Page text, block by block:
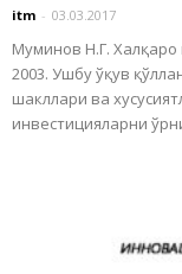
itm - 03.03.2017
Муминов Н.Г. Халқаро
2003. Ушбу ўқув
шакллари ва
инвестицияларни